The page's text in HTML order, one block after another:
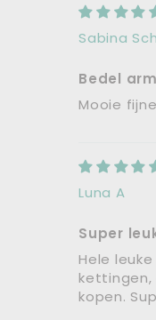
Sabina
Bedel
Mooie
Luna A
Super
Hele
kettingen,
kopen.